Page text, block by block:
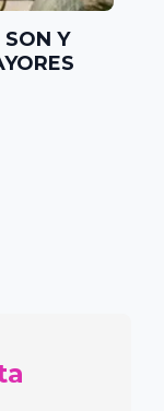
SON Y